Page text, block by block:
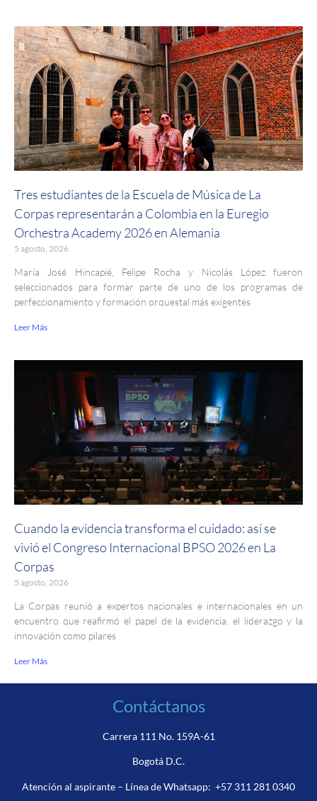
Tres estudiantes de la Escuela de Música de La
Corpas representarán a Colombia en la Euregio
Orchestra Academy 2026 en Alemania
5 agosto, 2026
María José Hincapié, Felipe Rocha y Nicolás López fueron
seleccionados para formar parte de uno de los programas de
perfeccionamiento y formación orquestal más exigentes
Leer Más
Cuando la evidencia transforma el cuidado: así se
vivió el Congreso Internacional BPSO 2026 en La
Corpas
5 agosto, 2026
La Corpas reunió a expertos nacionales e internacionales en un
encuentro que reafirmó el papel de la evidencia, el liderazgo y la
innovación como pilares
Leer Más
Contáctanos
Carrera 111 No. 159A-61
Bogotá D.C.
Atención al aspirante – Línea de Whatsapp: +57 311 281 0340